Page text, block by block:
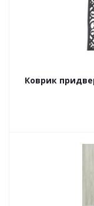
Коврик